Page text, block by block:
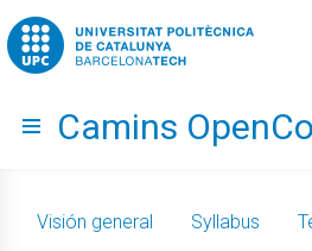
Go to upc.edu
Hide menu
Camins
Visión general Syllabus